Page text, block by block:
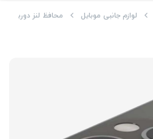
لوازم جانبی موبایل محافظ لنز دوربین